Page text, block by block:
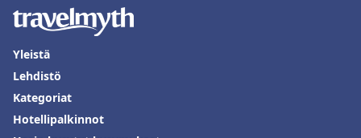
Yleistä
Lehdistö
Kategoriat
Hotellipalkinnot